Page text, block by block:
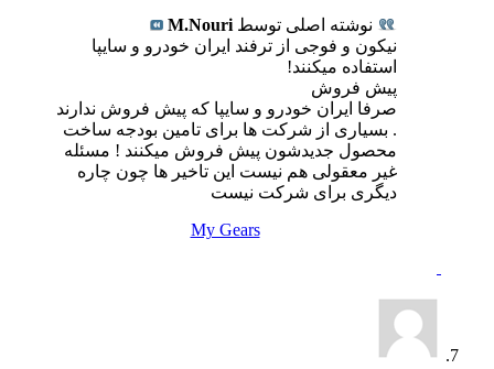
نوشته اصلی توسط M.Nouri
نیکون و فوجی از ترفند ایران خودرو و سایپا
استفاده میکنند!
پیش فروش
صرفا ایران خودرو و سایپا که پیش فروش ندارند
. بسیاری از شرکت ها برای تامین بودجه ساخت
محصول جدیدشون پیش فروش میکنند ! مسئله
غیر معقولی هم نیست این تاخیر ها چون چاره
دیگری برای شرکت نیست
My Gears